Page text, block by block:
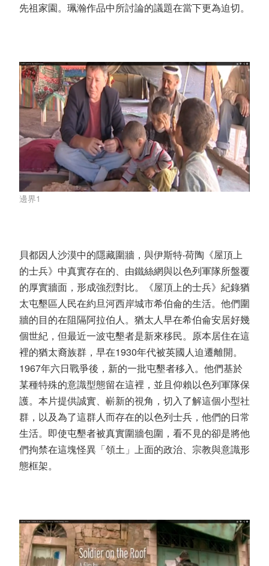
先祖家園。珮瀚作品中所討論的議題在當下更為迫切。
邊界1
貝都因人沙漠中的隱藏圍牆，與伊斯特‧荷陶《屋頂上
的士兵》中真實存在的、由鐵絲網與以色列軍隊所盤覆
的厚實牆面，形成強烈對比。《屋頂上的士兵》紀錄猶
太屯墾區人民在約旦河西岸城市希伯侖的生活。他們圍
牆的目的在阻隔阿拉伯人。猶太人早在希伯侖安居好幾
個世紀，但最近一波屯墾者是新來移民。原本居住在這
裡的猶太裔族群，早在1930年代被英國人迫遷離開。
1967年六日戰爭後，新的一批屯墾者移入。他們基於
某種特殊的意識型態留在這裡，並且仰賴以色列軍隊保
護。本片提供誠實、嶄新的視角，切入了解這個小型社
群，以及為了這群人而存在的以色列士兵，他們的日常
生活。即使屯墾者被真實圍牆包圍，看不見的卻是將他
們拘禁在這塊怪異「領土」上面的政治、宗教與意識形
態框架。